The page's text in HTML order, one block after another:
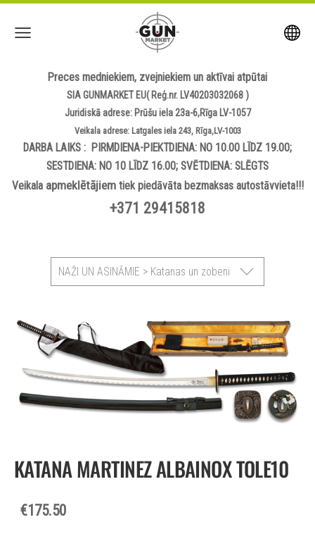
Preces medniekiem, zvejniekiem un aktīvai atpūtai
SIA GUNMARKET EU( Reģ.nr. LV40203032068 )
Juridiskā adrese: Prūšu iela 23a-6,Rīga LV-1057
Veikala adrese: Latgales iela 243, Rīga,LV-1003
DARBA LAIKS : PIRMDIENA-PIEKTDIENA: NO 10.00 LĪDZ 19.00;
SESTDIENA: NO 10 LĪDZ 16.00; SVĒTDIENA: SLĒGTS
Veikala apmeklētājiemtiek piedāvāta bezmaksas autostāvvieta!!!
+371 29415818
NAŽI UN ASINĀMIE > Katanas un zobeni
KATANA MARTINEZ ALBAINOX TOLE10
€175.50